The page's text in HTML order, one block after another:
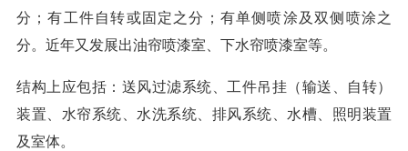
分；有工件自转或固定之分；有单侧喷涂及双侧喷涂之
分。近年又发展出油帘喷漆室、下水帘喷漆室等。
结构上应包括：送风过滤系统、工件吊挂（输送、自转）
装置、水帘系统、水洗系统、排风系统、水槽、照明装置
及室体。